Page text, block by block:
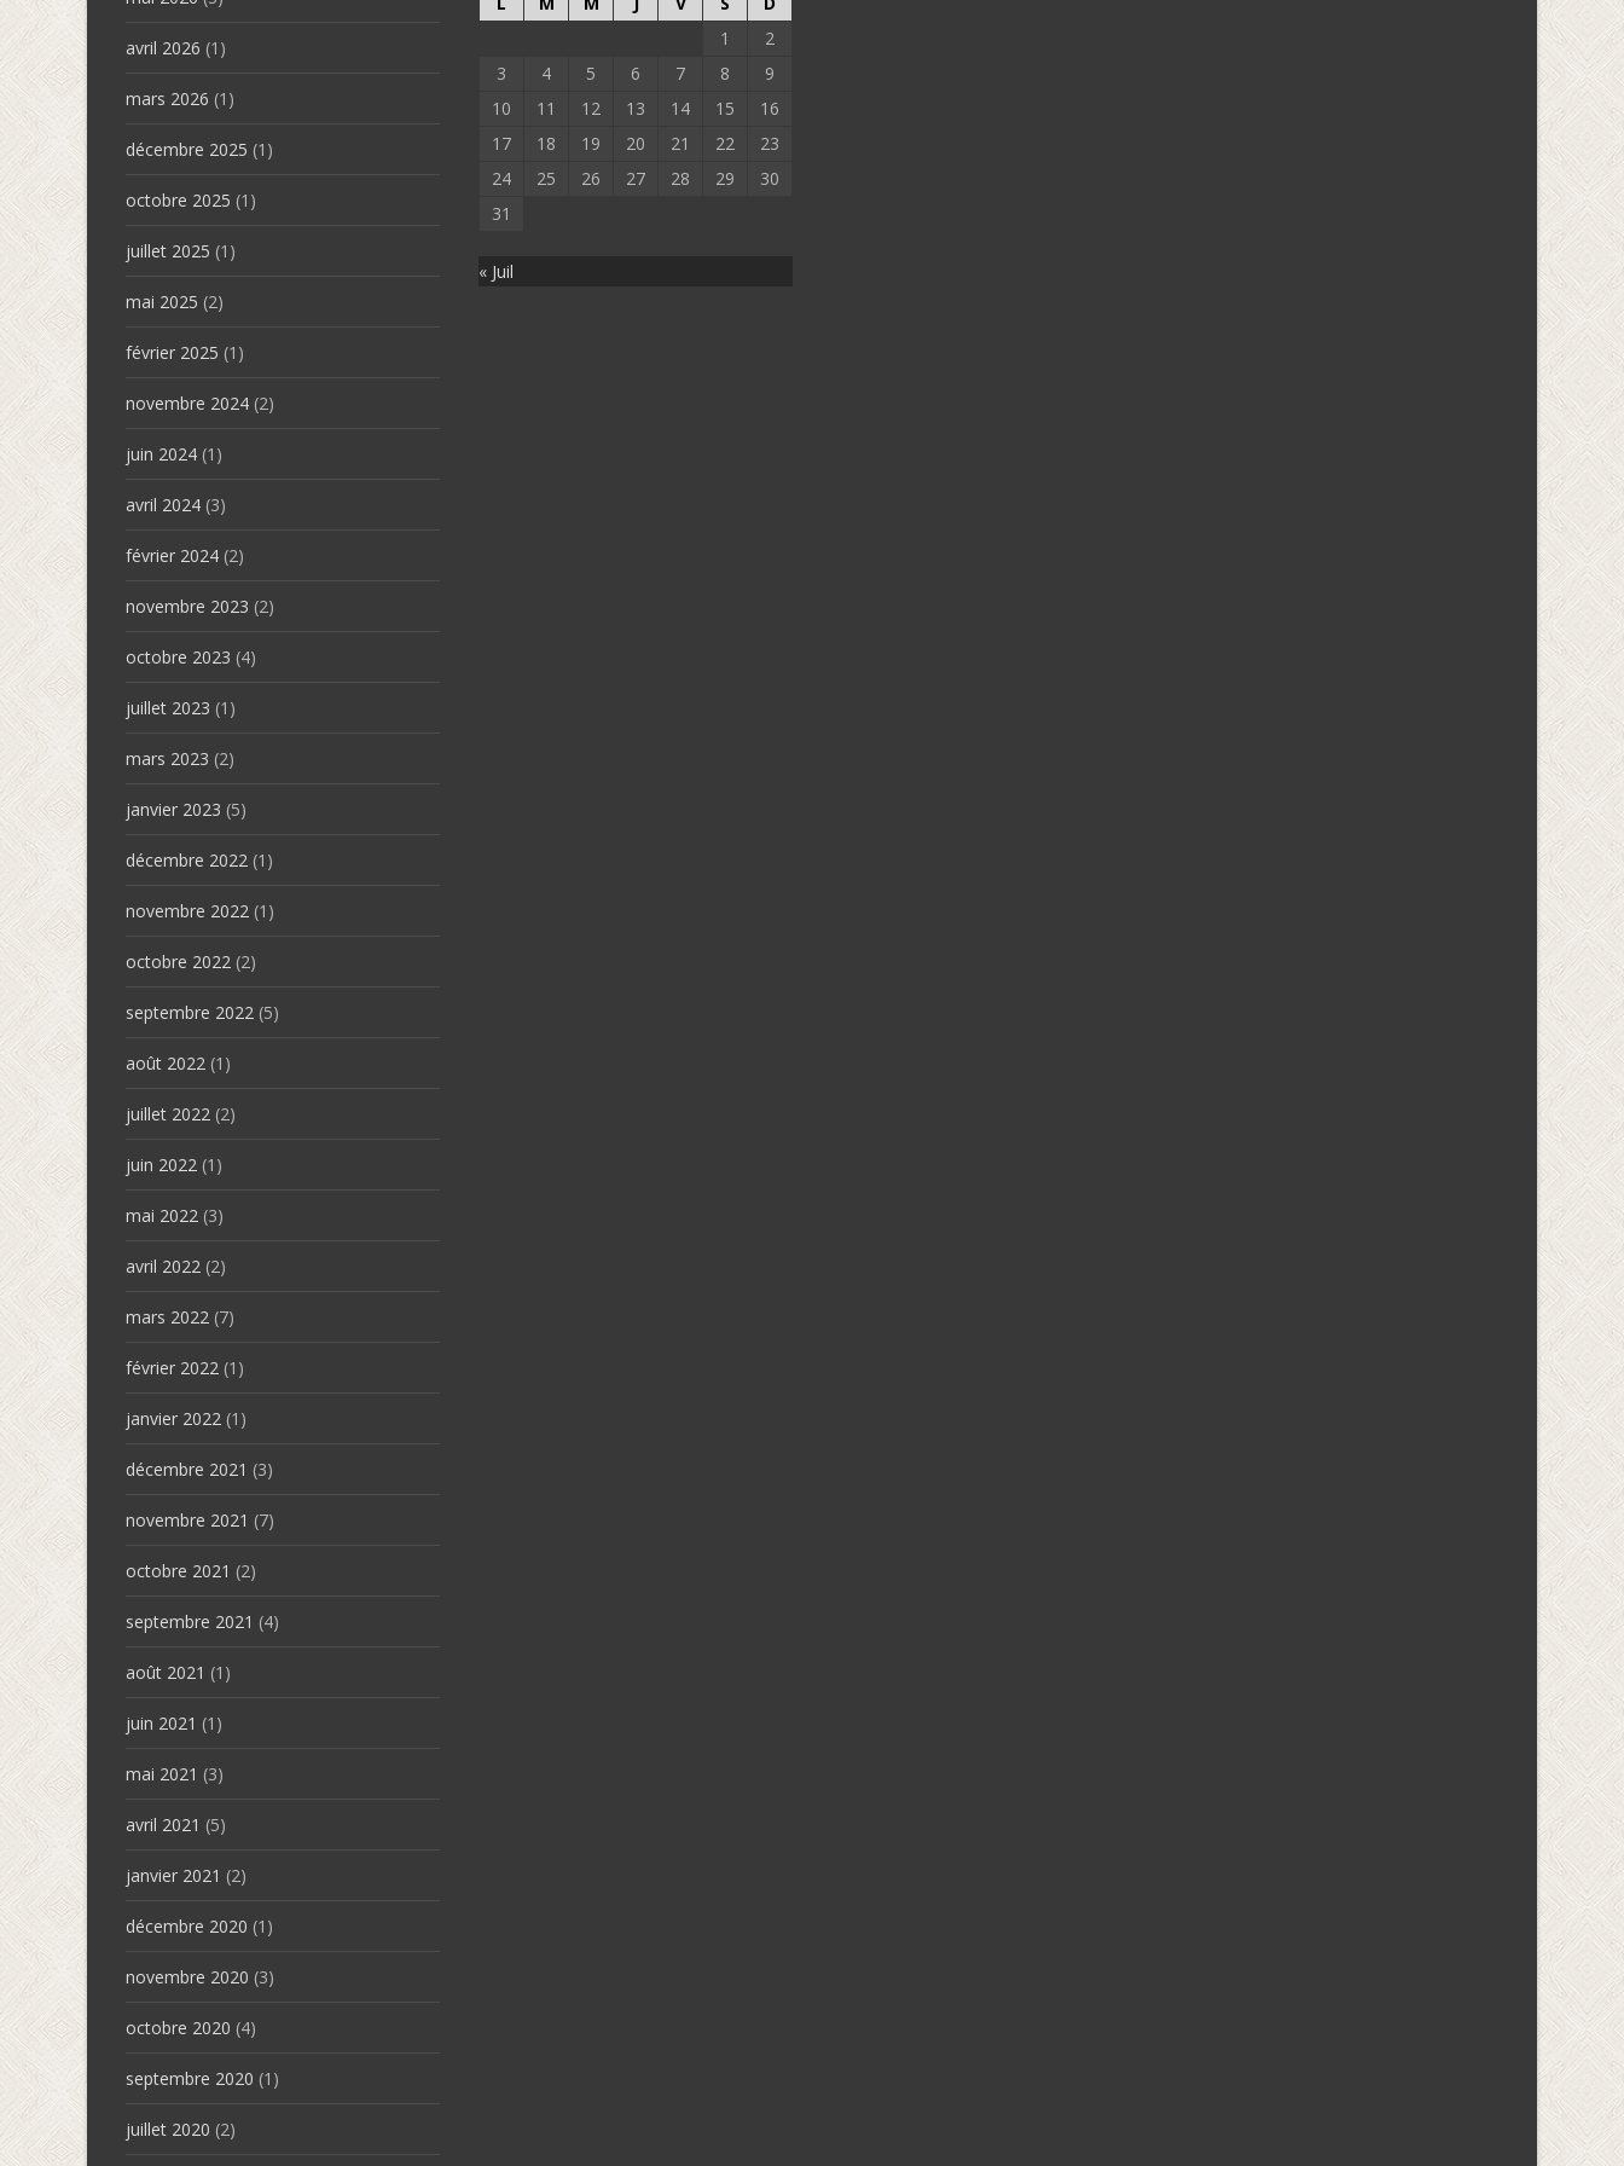
avril 2026 (1)
mars 2026 (1)
décembre 2025 (1)
octobre 2025 (1)
juillet 2025 (1)
mai 2025 (2)
février 2025 (1)
novembre 2024 (2)
juin 2024 (1)
avril 2024 (3)
février 2024 (2)
novembre 2023 (2)
octobre 2023 (4)
juillet 2023 (1)
mars 2023 (2)
janvier 2023 (5)
décembre 2022 (1)
novembre 2022 (1)
octobre 2022 (2)
septembre 2022 (5)
août 2022 (1)
juillet 2022 (2)
juin 2022 (1)
mai 2022 (3)
avril 2022 (2)
mars 2022 (7)
février 2022 (1)
janvier 2022 (1)
décembre 2021 (3)
novembre 2021 (7)
octobre 2021 (2)
septembre 2021 (4)
août 2021 (1)
juin 2021 (1)
mai 2021 (3)
avril 2021 (5)
janvier 2021 (2)
décembre 2020 (1)
novembre 2020 (3)
octobre 2020 (4)
septembre 2020 (1)
juillet 2020 (2)
1
2
3
4 5 6 7 8
9
10
11 12 13 14 15
16
17
18 19 20 21 22
23
24
25 26 27 28 29
30
31
« Juil